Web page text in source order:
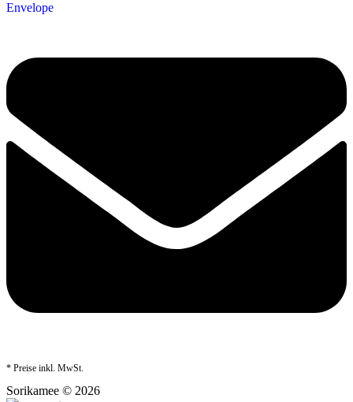
Envelope
* Preise inkl. MwSt.
Sorikamee © 2026